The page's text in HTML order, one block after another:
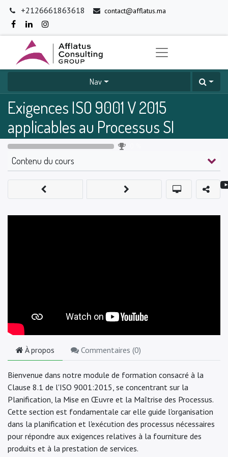
+2126661863618 contact@afflatus.ma
Nav
Exigences ISO 9001 V 2015
applicables au Processus SI
Contenu du cours
À propos Commentaires (0)
Bienvenue dans notre module de formation consacré à la
Clause 8.1 de l'ISO 9001:2015, se concentrant sur la
Planification, la Mise en Œuvre et la Maîtrise des Processus.
Cette section est fondamentale car elle guide l'organisation
dans la planification et l'exécution des processus nécessaires
pour répondre aux exigences relatives à la fourniture des
produits et à la prestation de services.